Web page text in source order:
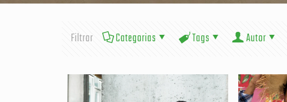
Filtrar Categorias Tags Autor